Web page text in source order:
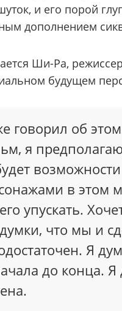
и его порой
дополнением
Ши-Ра,
будущем
говорил об
я
в этом
упускать.
что мы и
Я
до конца.